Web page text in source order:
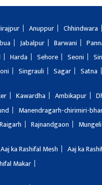
Anuppur Chhindwara
Jabalpur Barwani
Harda Sehore Seoni
Singrauli Sagar Satna
Kawardha Ambikapur
Manendragarh-chirimiri-
Raigarh Rajnandgaon Mungeli
Aaj ka Rashifal Mesh Aaj ka
Makar